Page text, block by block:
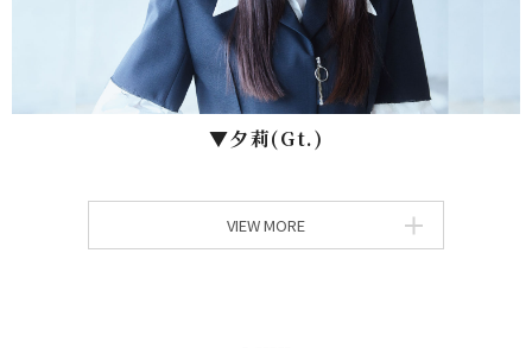
▼⼣莉(Gt.)
VIEW MORE